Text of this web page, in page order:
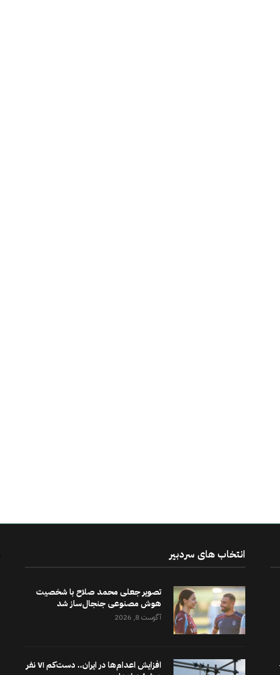
انتخاب های سردبیر
تصویر جعلی محمد صلاح با شخصیت
هوش مصنوعی جنجال‌ساز شد
آگوست 8, 2026
افزایش اعدام‌ها در ایران.. دست‌کم ۷۱ نفر